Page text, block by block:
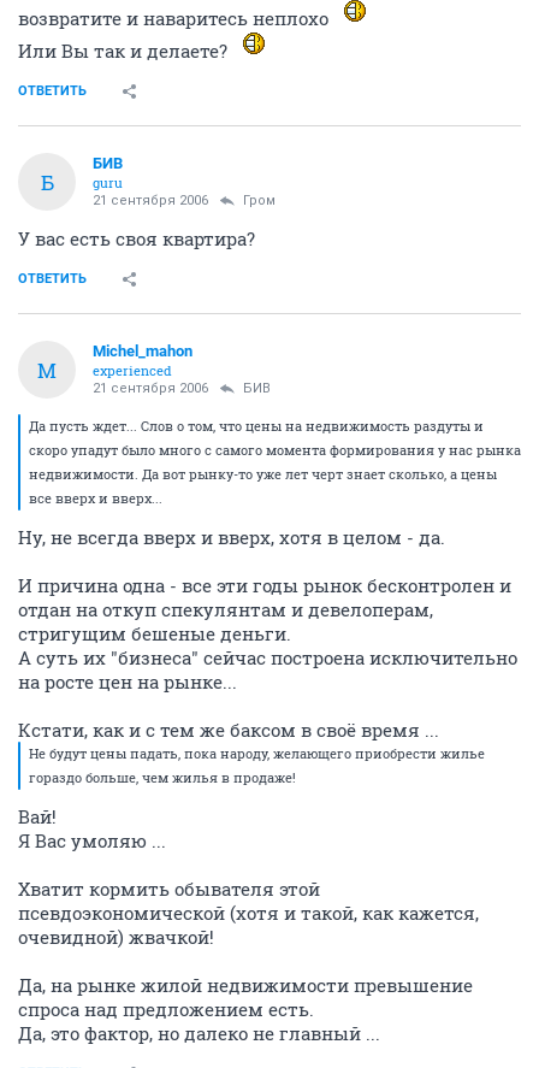
возвратите и наваритесь неплохо
Или Вы так и делаете?
ОТВЕТИТЬ
Б
БИВ
guru
21 сентября 2006 Гром
У вас есть своя квартира?
ОТВЕТИТЬ
M
Michel_mahon
experienced
21 сентября 2006 БИВ
Да пусть ждет... Слов о том, что цены на недвижимость раздуты и
скоро упадут было много с самого момента формирования у нас рынка
недвижимости. Да вот рынку-то уже лет черт знает сколько, а цены
все вверх и вверх...
Ну, не всегда вверх и вверх, хотя в целом - да.
И причина одна - все эти годы рынок бесконтролен и
отдан на откуп спекулянтам и девелоперам,
стригущим бешеные деньги.
А суть их "бизнеса" сейчас построена исключительно
на росте цен на рынке...
Кстати, как и с тем же баксом в своё время ...
Не будут цены падать, пока народу, желающего приобрести жилье
гораздо больше, чем жилья в продаже!
Вай!
Я Вас умоляю ...
Хватит кормить обывателя этой
псевдоэкономической (хотя и такой, как кажется,
очевидной) жвачкой!
Да, на рынке жилой недвижимости превышение
спроса над предложением есть.
Да, это фактор, но далеко не главный ...